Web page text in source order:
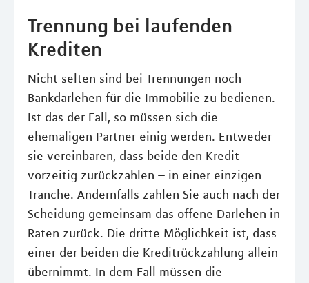
Trennung bei laufenden
Krediten
Nicht selten sind bei Trennungen noch
Bankdarlehen für die Immobilie zu bedienen.
Ist das der Fall, so müssen sich die
ehemaligen Partner einig werden. Entweder
sie vereinbaren, dass beide den Kredit
vorzeitig zurückzahlen – in einer einzigen
Tranche. Andernfalls zahlen Sie auch nach der
Scheidung gemeinsam das offene Darlehen in
Raten zurück. Die dritte Möglichkeit ist, dass
einer der beiden die Kreditrückzahlung allein
übernimmt. In dem Fall müssen die